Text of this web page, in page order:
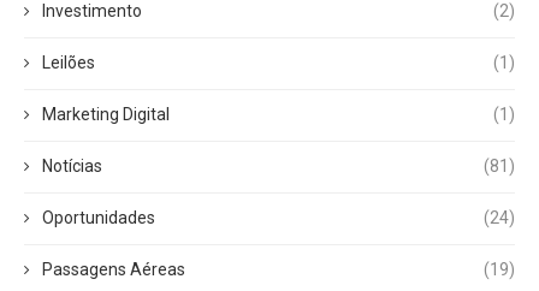
Investimento (2)
Leilões (1)
Marketing Digital (1)
Notícias (81)
Oportunidades (24)
Passagens Aéreas (19)